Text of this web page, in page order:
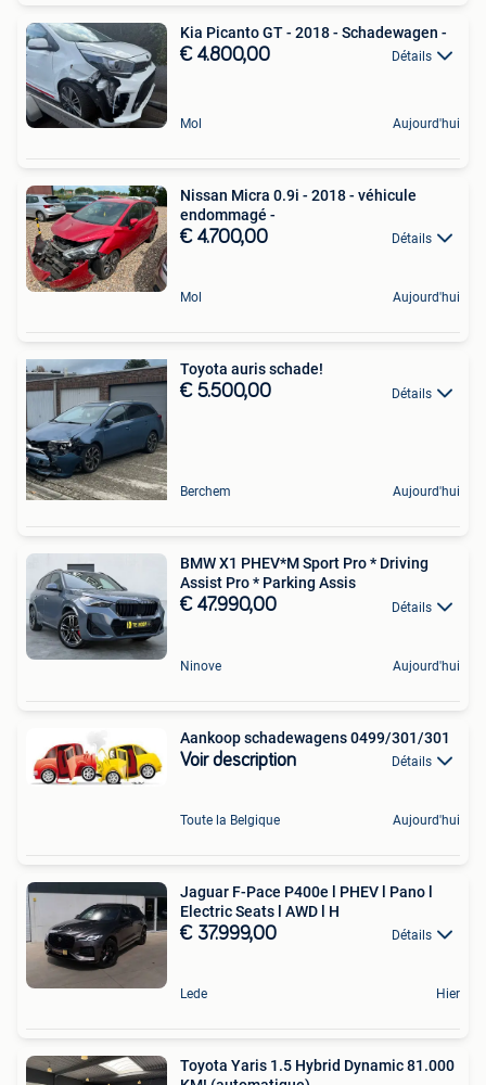
Kia Picanto GT - 2018 - Schadewagen -
€ 4.800,00 Détails
Mol Aujourd'hui
Nissan Micra 0.9i - 2018 - véhicule
endommagé -
€ 4.700,00 Détails
Mol Aujourd'hui
Toyota auris schade!
€ 5.500,00 Détails
Berchem Aujourd'hui
BMW X1 PHEV*M Sport Pro * Driving
Assist Pro * Parking Assis
€ 47.990,00 Détails
Ninove Aujourd'hui
Aankoop schadewagens 0499/301/301
Voir description Détails
Toute la Belgique Aujourd'hui
Jaguar F-Pace P400e l PHEV l Pano l
Electric Seats l AWD l H
€ 37.999,00 Détails
Lede Hier
Toyota Yaris 1.5 Hybrid Dynamic 81.000